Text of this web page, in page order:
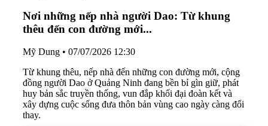
Nơi những nếp nhà người Dao: Từ khung
thêu đến con đường mới...
Mỹ Dung • 07/07/2026 12:30
Từ khung thêu, nếp nhà đến những con đường mới, cộng
đồng người Dao ở Quảng Ninh đang bền bỉ gìn giữ, phát
huy bản sắc truyền thống, vun đắp khối đại đoàn kết và
xây dựng cuộc sống đưa thôn bản vùng cao ngày càng đổi
thay.